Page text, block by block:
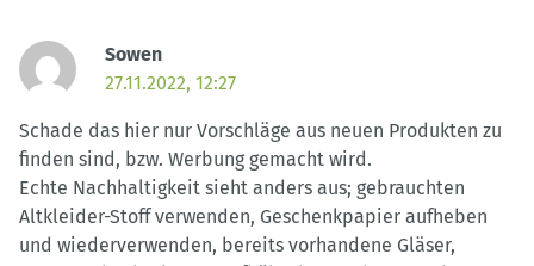
Sowen
27.11.2022, 12:27
Schade das hier nur Vorschläge aus neuen Produkten zu
finden sind, bzw. Werbung gemacht wird.
Echte Nachhaltigkeit sieht anders aus; gebrauchten
Altkleider-Stoff verwenden, Geschenkpapier aufheben
und wiederverwenden, bereits vorhandene Gläser,